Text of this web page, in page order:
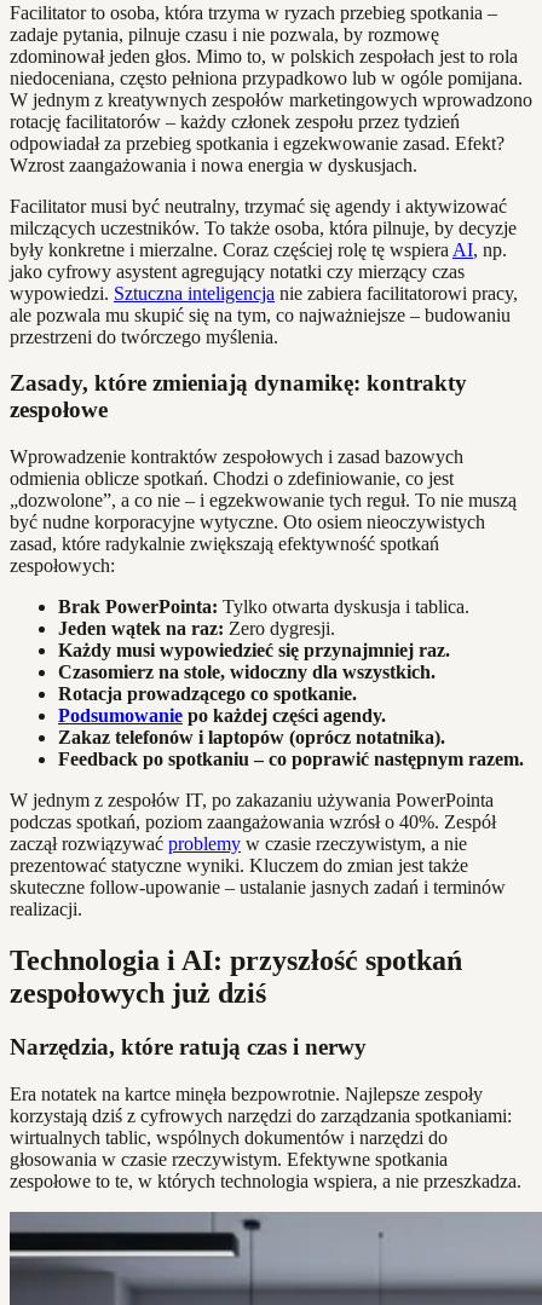
Facilitator to osoba, która trzyma w ryzach przebieg spotkania –
zadaje pytania, pilnuje czasu i nie pozwala, by rozmowę
zdominował jeden głos. Mimo to, w polskich zespołach jest to rola
niedoceniana, często pełniona przypadkowo lub w ogóle pomijana.
W jednym z kreatywnych zespołów marketingowych wprowadzono
rotację facilitatorów – każdy członek zespołu przez tydzień
odpowiadał za przebieg spotkania i egzekwowanie zasad. Efekt?
Wzrost zaangażowania i nowa energia w dyskusjach.
Facilitator musi być neutralny, trzymać się agendy i aktywizować
milczących uczestników. To także osoba, która pilnuje, by decyzje
były konkretne i mierzalne. Coraz częściej rolę tę wspiera AI, np.
jako cyfrowy asystent agregujący notatki czy mierzący czas
wypowiedzi. Sztuczna inteligencja nie zabiera facilitatorowi pracy,
ale pozwala mu skupić się na tym, co najważniejsze – budowaniu
przestrzeni do twórczego myślenia.
Zasady, które zmieniają dynamikę: kontrakty
zespołowe
Wprowadzenie kontraktów zespołowych i zasad bazowych
odmienia oblicze spotkań. Chodzi o zdefiniowanie, co jest
„dozwolone”, a co nie – i egzekwowanie tych reguł. To nie muszą
być nudne korporacyjne wytyczne. Oto osiem nieoczywistych
zasad, które radykalnie zwiększają efektywność spotkań
zespołowych:
Brak PowerPointa: Tylko otwarta dyskusja i tablica.
Jeden wątek na raz: Zero dygresji.
Każdy musi wypowiedzieć się przynajmniej raz.
Czasomierz na stole, widoczny dla wszystkich.
Rotacja prowadzącego co spotkanie.
Podsumowanie po każdej części agendy.
Zakaz telefonów i laptopów (oprócz notatnika).
Feedback po spotkaniu – co poprawić następnym razem.
W jednym z zespołów IT, po zakazaniu używania PowerPointa
podczas spotkań, poziom zaangażowania wzrósł o 40%. Zespół
zaczął rozwiązywać problemy w czasie rzeczywistym, a nie
prezentować statyczne wyniki. Kluczem do zmian jest także
skuteczne follow-upowanie – ustalanie jasnych zadań i terminów
realizacji.
Technologia i AI: przyszłość spotkań
zespołowych już dziś
Narzędzia, które ratują czas i nerwy
Era notatek na kartce minęła bezpowrotnie. Najlepsze zespoły
korzystają dziś z cyfrowych narzędzi do zarządzania spotkaniami:
wirtualnych tablic, wspólnych dokumentów i narzędzi do
głosowania w czasie rzeczywistym. Efektywne spotkania
zespołowe to te, w których technologia wspiera, a nie przeszkadza.